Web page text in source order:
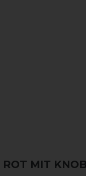
MIT